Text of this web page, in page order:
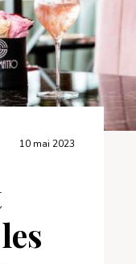
10 mai 2023